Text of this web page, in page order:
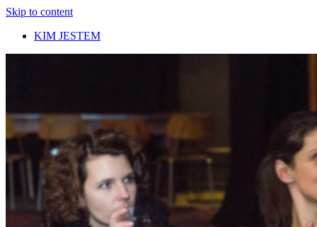
Skip to content
KIM JESTEM